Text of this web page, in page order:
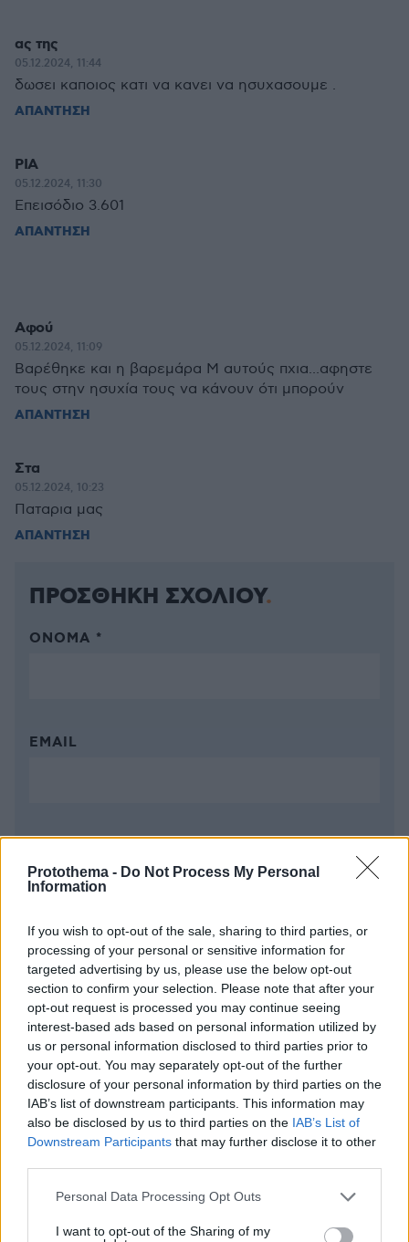
Protothema - Do Not Process My Personal
Information
If you wish to opt-out of the sale, sharing to third parties, or
processing of your personal or sensitive information for
targeted advertising by us, please use the below opt-out
section to confirm your selection. Please note that after your
opt-out request is processed you may continue seeing
interest-based ads based on personal information utilized by
us or personal information disclosed to third parties prior to
your opt-out. You may separately opt-out of the further
disclosure of your personal information by third parties on the
IAB’s list of downstream participants. This information may
also be disclosed by us to third parties on the IAB’s List of
Downstream Participants that may further disclose it to other
Please note that this website/app uses one or more Google
not limited to your visit or usage behaviour. You may click to
Personal Data Processing Opt Outs
I want to opt-out of the Sharing of my
ας της
05.12.2024, 11:44
δωσει καποιος κατι να κανει να ησυχασουμε .
ΑΠΑΝΤΗΣΗ
ΡΙΑ
05.12.2024, 11:30
Επεισόδιο 3.601
ΑΠΑΝΤΗΣΗ
Αφού
05.12.2024, 11:09
Βαρέθηκε και η βαρεμάρα Μ αυτούς πχια...αφηστε
τους στην ησυχία τους να κάνουν ότι μπορούν
ΑΠΑΝΤΗΣΗ
Στα
05.12.2024, 10:23
Παταρια μας
ΑΠΑΝΤΗΣΗ
ΠΡΟΣΘΗΚΗ ΣΧΟΛΙΟΥ
ΌΝΟΜΑ *
EMAIL
Απομένουν 2500 χαρακτήρες
* Υποχρεωτικά πεδία